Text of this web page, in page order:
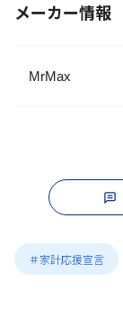
メーカー情報
MrMax
＃家計応援宣言